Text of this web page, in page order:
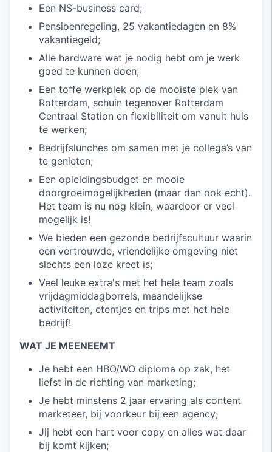
Een NS-business card;
Pensioenregeling, 25 vakantiedagen en 8%
vakantiegeld;
Alle hardware wat je nodig hebt om je werk
goed te kunnen doen;
Een toffe werkplek op de mooiste plek van
Rotterdam, schuin tegenover Rotterdam
Centraal Station en flexibiliteit om vanuit huis
te werken;
Bedrijfslunches om samen met je collega’s van
te genieten;
Een opleidingsbudget en mooie
doorgroeimogelijkheden (maar dan ook echt).
Het team is nu nog klein, waardoor er veel
mogelijk is!
We bieden een gezonde bedrijfscultuur waarin
een vertrouwde, vriendelijke omgeving niet
slechts een loze kreet is;
Veel leuke extra's met het hele team zoals
vrijdagmiddagborrels, maandelijkse
activiteiten, etentjes en trips met het hele
bedrijf!
WAT JE MEENEEMT
Je hebt een HBO/WO diploma op zak, het
liefst in de richting van marketing;
Je hebt minstens 2 jaar ervaring als content
marketeer, bij voorkeur bij een agency;
Jij hebt een hart voor copy en alles wat daar
bij komt kijken;